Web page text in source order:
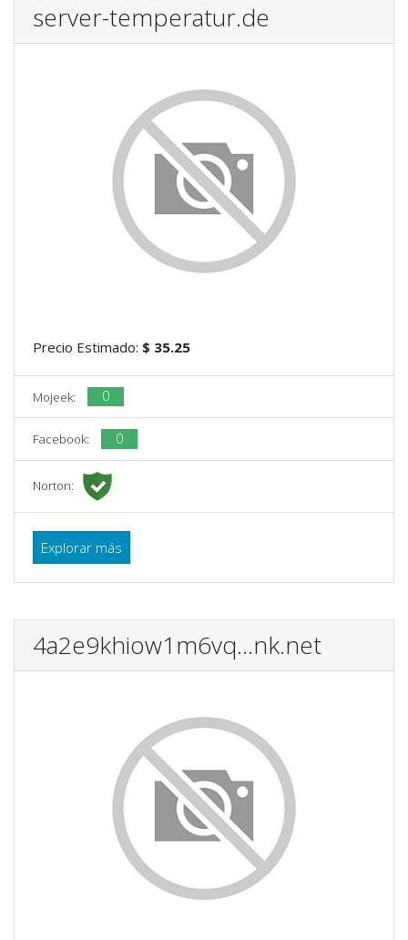
server-temperatur.de
Precio Estimado: $ 35.25
Mojeek: 0
Facebook: 0
Norton:
Explorar más
4a2e9khiow1m6vq...nk.net